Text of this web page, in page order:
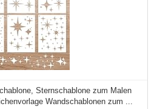
Sternschablone zum Malen
Wandschablonen zum ...